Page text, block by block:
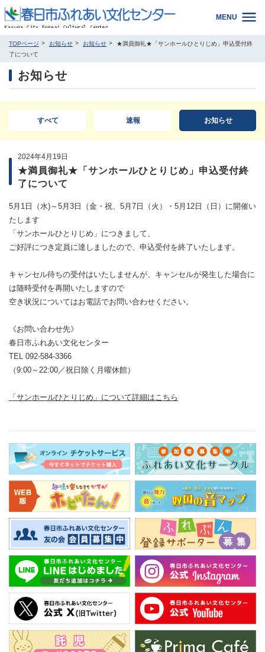
MENU
TOPページ お知らせ お知らせ
★満員御礼★「サンホールひとりじめ」申込受付終
了について
お知らせ
すべて 速報 お知らせ
2024年4月19日
★満員御礼★「サンホールひとりじめ」申込受付終
了について
5月1日（水)～5月3日（金・祝、5月7日（火）・5月12日（日）に開催い
たします
「サンホールひとりじめ」につきまして、
ご好評につき定員に達しましたので、申込受付を終了いたします。
キャンセル待ちの受付はいたしませんが、キャンセルが発生した場合に
は随時受付を再開いたしますので
空き状況についてはお電話でお問い合わせください。
《お問い合わせ先》
春日市ふれあい文化センター
TEL 092-584-3366
（9:00～22:00／祝日除く月曜休館）
「サンホールひとりじめ」について詳細はこちら